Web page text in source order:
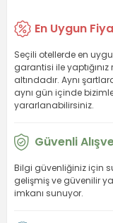
En Uygun
Seçili otellerde en
garantisi ile
altındadır. Aynı
aynı gün içinde
yararlanabilirsiniz.
Güvenli
Bilgi güvenliğiniz için
gelişmiş ve güvenilir
imkanı sunuyor.